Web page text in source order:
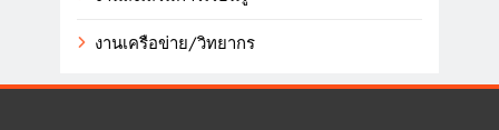
งานเครือข่าย/วิทยากร